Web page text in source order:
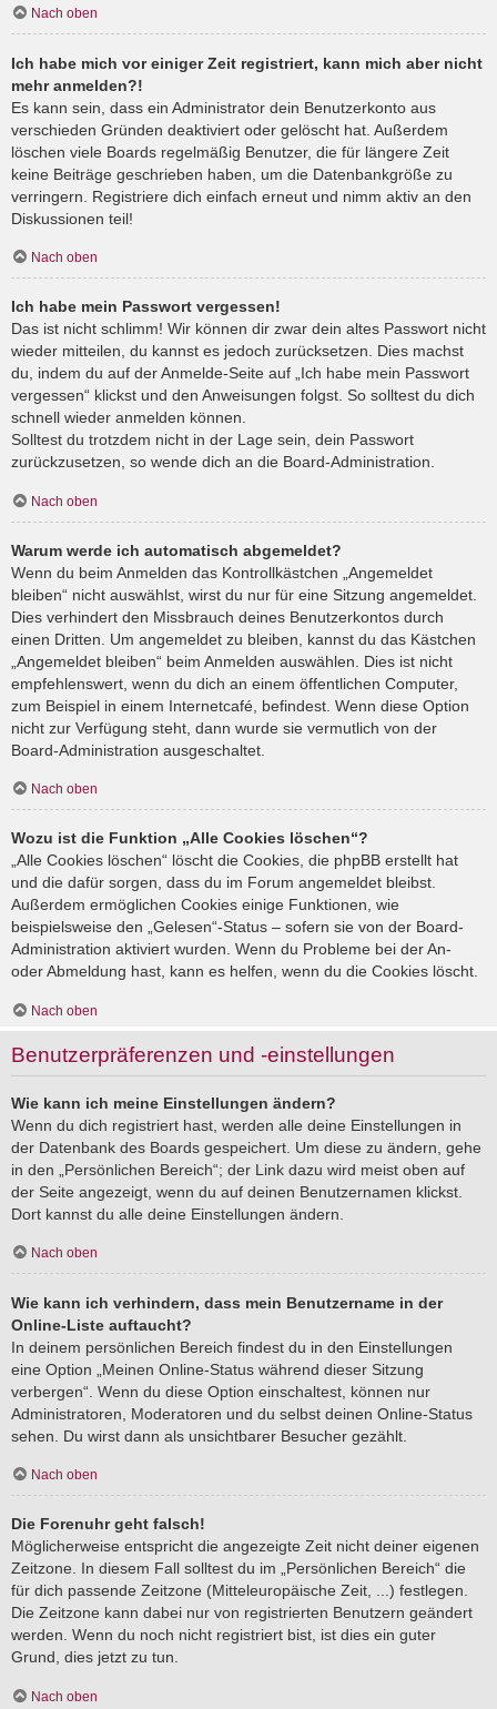
Nach oben
Ich habe mich vor einiger Zeit registriert, kann mich aber nicht
mehr anmelden?!
Es kann sein, dass ein Administrator dein Benutzerkonto aus
verschieden Gründen deaktiviert oder gelöscht hat. Außerdem
löschen viele Boards regelmäßig Benutzer, die für längere Zeit
keine Beiträge geschrieben haben, um die Datenbankgröße zu
verringern. Registriere dich einfach erneut und nimm aktiv an den
Diskussionen teil!
Nach oben
Ich habe mein Passwort vergessen!
Das ist nicht schlimm! Wir können dir zwar dein altes Passwort nicht
wieder mitteilen, du kannst es jedoch zurücksetzen. Dies machst
du, indem du auf der Anmelde-Seite auf „Ich habe mein Passwort
vergessen“ klickst und den Anweisungen folgst. So solltest du dich
schnell wieder anmelden können.
Solltest du trotzdem nicht in der Lage sein, dein Passwort
zurückzusetzen, so wende dich an die Board-Administration.
Nach oben
Warum werde ich automatisch abgemeldet?
Wenn du beim Anmelden das Kontrollkästchen „Angemeldet
bleiben“ nicht auswählst, wirst du nur für eine Sitzung angemeldet.
Dies verhindert den Missbrauch deines Benutzerkontos durch
einen Dritten. Um angemeldet zu bleiben, kannst du das Kästchen
„Angemeldet bleiben“ beim Anmelden auswählen. Dies ist nicht
empfehlenswert, wenn du dich an einem öffentlichen Computer,
zum Beispiel in einem Internetcafé, befindest. Wenn diese Option
nicht zur Verfügung steht, dann wurde sie vermutlich von der
Board-Administration ausgeschaltet.
Nach oben
Wozu ist die Funktion „Alle Cookies löschen“?
„Alle Cookies löschen“ löscht die Cookies, die phpBB erstellt hat
und die dafür sorgen, dass du im Forum angemeldet bleibst.
Außerdem ermöglichen Cookies einige Funktionen, wie
beispielsweise den „Gelesen“-Status – sofern sie von der Board-
Administration aktiviert wurden. Wenn du Probleme bei der An-
oder Abmeldung hast, kann es helfen, wenn du die Cookies löscht.
Nach oben
Benutzerpräferenzen und -einstellungen
Wie kann ich meine Einstellungen ändern?
Wenn du dich registriert hast, werden alle deine Einstellungen in
der Datenbank des Boards gespeichert. Um diese zu ändern, gehe
in den „Persönlichen Bereich“; der Link dazu wird meist oben auf
der Seite angezeigt, wenn du auf deinen Benutzernamen klickst.
Dort kannst du alle deine Einstellungen ändern.
Nach oben
Wie kann ich verhindern, dass mein Benutzername in der
Online-Liste auftaucht?
In deinem persönlichen Bereich findest du in den Einstellungen
eine Option „Meinen Online-Status während dieser Sitzung
verbergen“. Wenn du diese Option einschaltest, können nur
Administratoren, Moderatoren und du selbst deinen Online-Status
sehen. Du wirst dann als unsichtbarer Besucher gezählt.
Nach oben
Die Forenuhr geht falsch!
Möglicherweise entspricht die angezeigte Zeit nicht deiner eigenen
Zeitzone. In diesem Fall solltest du im „Persönlichen Bereich“ die
für dich passende Zeitzone (Mitteleuropäische Zeit, ...) festlegen.
Die Zeitzone kann dabei nur von registrierten Benutzern geändert
werden. Wenn du noch nicht registriert bist, ist dies ein guter
Grund, dies jetzt zu tun.
Nach oben